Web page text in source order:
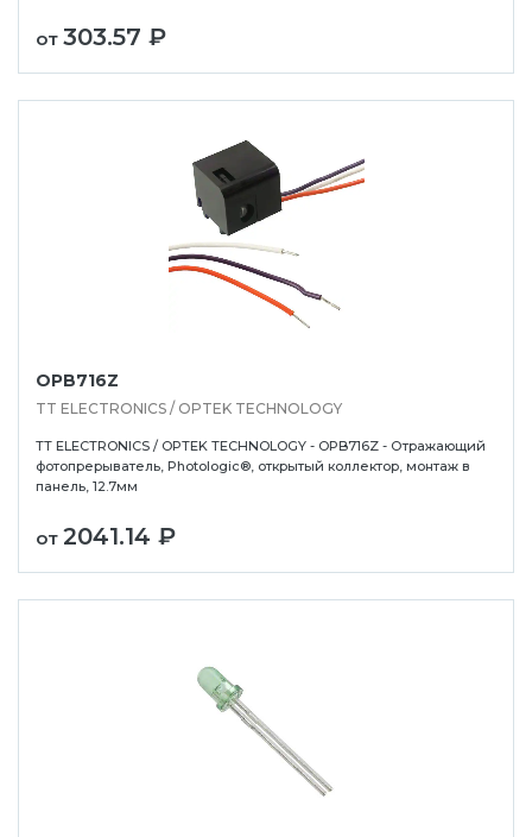
от 303.57 ₽
OPB716Z
TT ELECTRONICS / OPTEK TECHNOLOGY
TT ELECTRONICS / OPTEK TECHNOLOGY - OPB716Z - Отражающий
фотопрерыватель, Photologic®, открытый коллектор, монтаж в
панель, 12.7мм
от 2041.14 ₽